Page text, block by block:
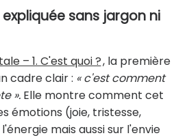
sans jargon ni
– 1. C'est quoi ?, la première
cadre clair : « c'est comment
». Elle montre comment cet
émotions (joie, tristesse,
mais aussi sur l'envie